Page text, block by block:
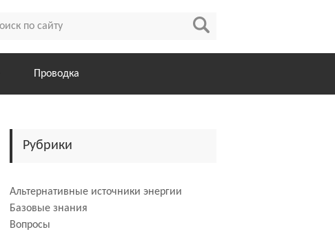
Проводка
Рубрики
Альтернативные источники энергии
Базовые знания
Вопросы